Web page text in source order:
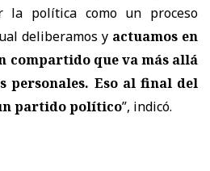
la política como un proceso
deliberamos y actuamos en
compartido que va más allá
personales. Eso al final del
partido político”, indicó.